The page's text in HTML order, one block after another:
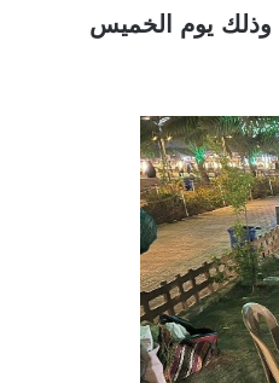
وذلك يوم الخميس